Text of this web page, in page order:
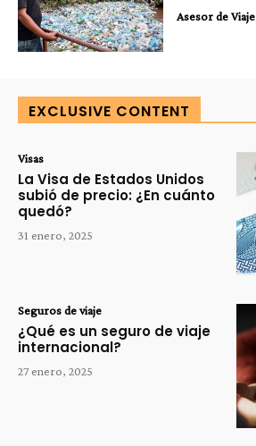
Asesor de Viaje
EXCLUSIVE CONTENT
Visas
La Visa de Estados Unidos
subió de precio: ¿En cuánto
quedó?
31 enero, 2025
Seguros de viaje
¿Qué es un seguro de viaje
internacional?
27 enero, 2025